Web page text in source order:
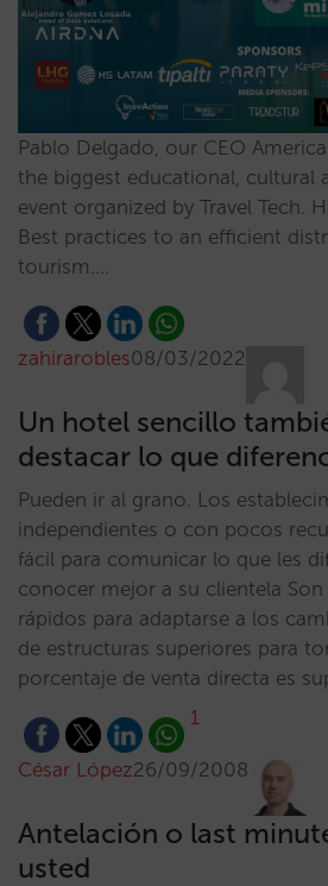
Pablo Delgado, our CEO
the biggest educational, cultural
event organized by Travel Tech.
Best practices to an efficient
tourism.…
zahirarobles08/03/2022
Un hotel sencillo
destacar lo que
Pueden ir al grano. Los
independientes o con pocos
fácil para comunicar lo que les
conocer mejor a su clientela
rápidos para adaptarse a los
de estructuras superiores para
porcentaje de venta directa es
1
César López26/09/2008
Antelación o last
usted